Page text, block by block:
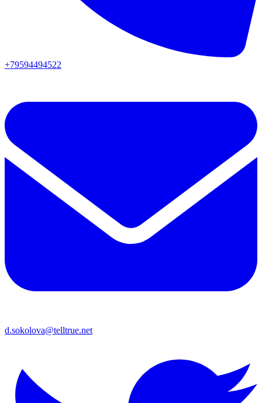
+79594494522
d.sokolova@telltrue.net